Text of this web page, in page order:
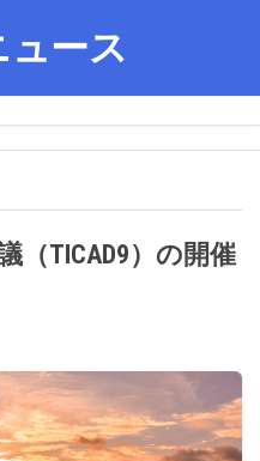
ース
（TICAD9）の開催